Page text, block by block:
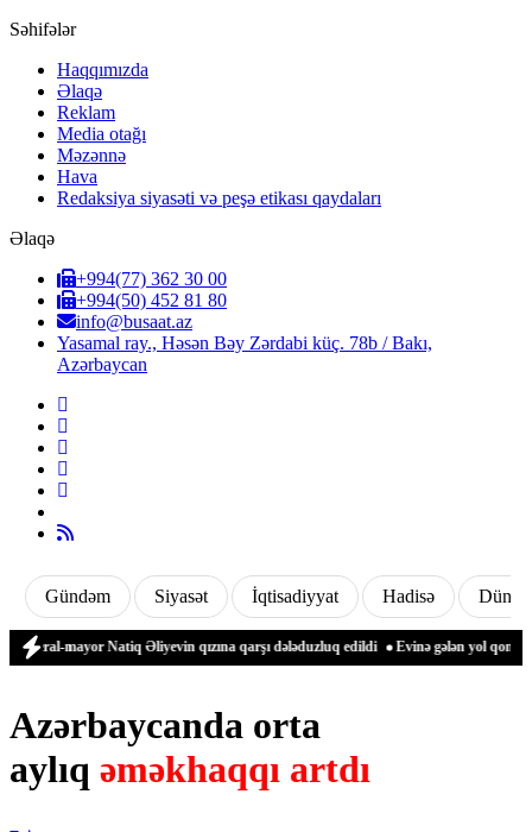
Səhifələr
Haqqımızda
Əlaqə
Reklam
Media otağı
Məzənnə
Hava
Redaksiya siyasəti və peşə etikası qaydaları
Əlaqə
+994(77) 362 30 00
+994(50) 452 81 80
info@busaat.az
Yasamal ray., Həsən Bəy Zərdabi küç. 78b / Bakı,
Azərbaycan
Gündəm Siyasət İqtisadiyyat Hadisə Dünya
mayor Natiq Əliyevin qızına qarşı dələduzluq edildi Evinə gələn yol qonşusu
Azərbaycanda orta
aylıq əməkhaqqı artdı